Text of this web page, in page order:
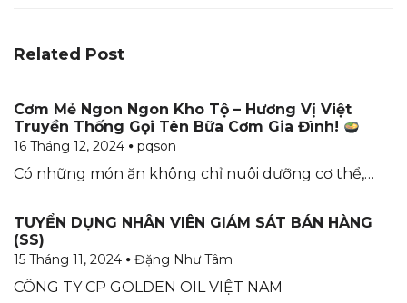
Related Post
Cơm Mẻ Ngon Ngon Kho Tộ – Hương Vị Việt
Truyền Thống Gọi Tên Bữa Cơm Gia Đình!
16 Tháng 12, 2024 pqson
Có những món ăn không chỉ nuôi dưỡng cơ thể,…
TUYỂN DỤNG NHÂN VIÊN GIÁM SÁT BÁN HÀNG
(SS)
15 Tháng 11, 2024 Đặng Như Tâm
CÔNG TY CP GOLDEN OIL VIỆT NAM